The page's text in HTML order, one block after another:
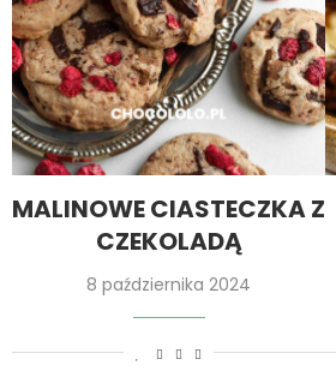
MALINOWE CIASTECZKA Z
CZEKOLADĄ
8 października 2024